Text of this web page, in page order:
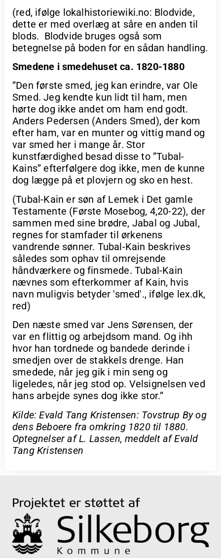
(red, ifølge lokalhistoriewiki.no: Blodvide,
dette er med overlæg at såre en anden til
blods. Blodvide bruges også som
betegnelse på boden for en sådan handling.
Smedene i smedehuset ca. 1820-1880
”Den første smed, jeg kan erindre, var Ole
Smed. Jeg kendte kun lidt til ham, men
hørte dog ikke andet om ham end godt.
Anders Pedersen (Anders Smed), der kom
efter ham, var en munter og vittig mand og
var smed her i mange år. Stor
kunstfærdighed besad disse to ”Tubal-
Kains” efterfølgere dog ikke, men de kunne
dog lægge på et plovjern og sko en hest.
(Tubal-Kain er søn af Lemek i Det gamle
Testamente (Første Mosebog, 4,20-22), der
sammen med sine brødre, Jabal og Jubal,
regnes for stamfader til ørkenens
vandrende sønner. Tubal-Kain beskrives
således som ophav til omrejsende
håndværkere og finsmede. Tubal-Kain
nævnes som efterkommer af Kain, hvis
navn muligvis betyder 'smed'., ifølge lex.dk,
red)
Den næste smed var Jens Sørensen, der
var en flittig og arbejdsom mand. Og ihh
hvor han tordnede og bandede derinde i
smedjen over de stakkels drenge. Han
smedede, når jeg gik i min seng og
ligeledes, når jeg stod op. Velsignelsen ved
hans arbejde synes dog ikke stor.”
Kilde: Evald Tang Kristensen: Tovstrup By og
dens Beboere fra omkring 1820 til 1880.
Optegnelser af L. Lassen, meddelt af Evald
Tang Kristensen